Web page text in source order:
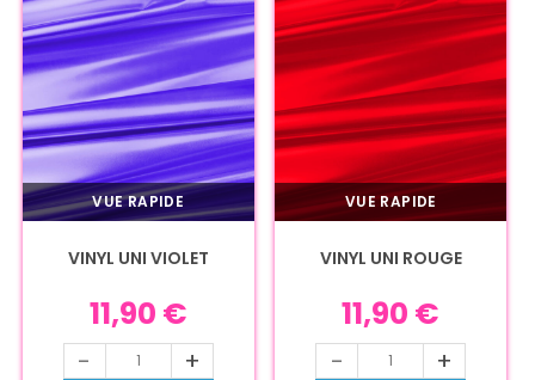
VUE RAPIDE
VINYL UNI VIOLET
11,90 €
- +
VUE RAPIDE
VINYL UNI ROUGE
11,90 €
- +